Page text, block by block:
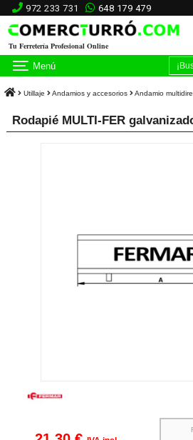
972 233 731 648 179 479
Tu Ferretería Profesional Online
Menú
Utillaje Andamios y accesorios Andamio
Rodapié MULTI-FER